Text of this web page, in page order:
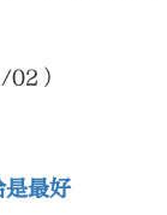
）
最好